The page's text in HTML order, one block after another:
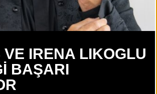
VE IRENA LIKOGLU
BAŞARI